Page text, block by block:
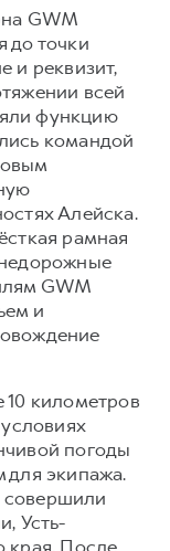
GWM
до точки
и реквизит,
всей
функцию
командой
Алейска.
рамная
GWM
и
километров
погоды
для экипажа.
Усть-